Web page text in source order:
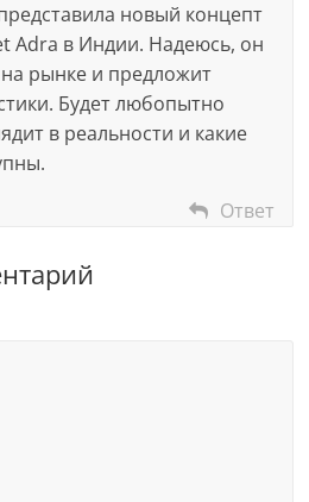
новый концепт
Adra в Индии. Надеюсь, он
рынке и предложит
Будет любопытно
в реальности и какие
Ответ